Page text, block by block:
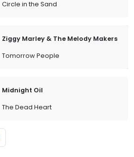
Circle in the Sand
Ziggy Marley & The Melody Makers
Tomorrow People
Midnight Oil
The Dead Heart